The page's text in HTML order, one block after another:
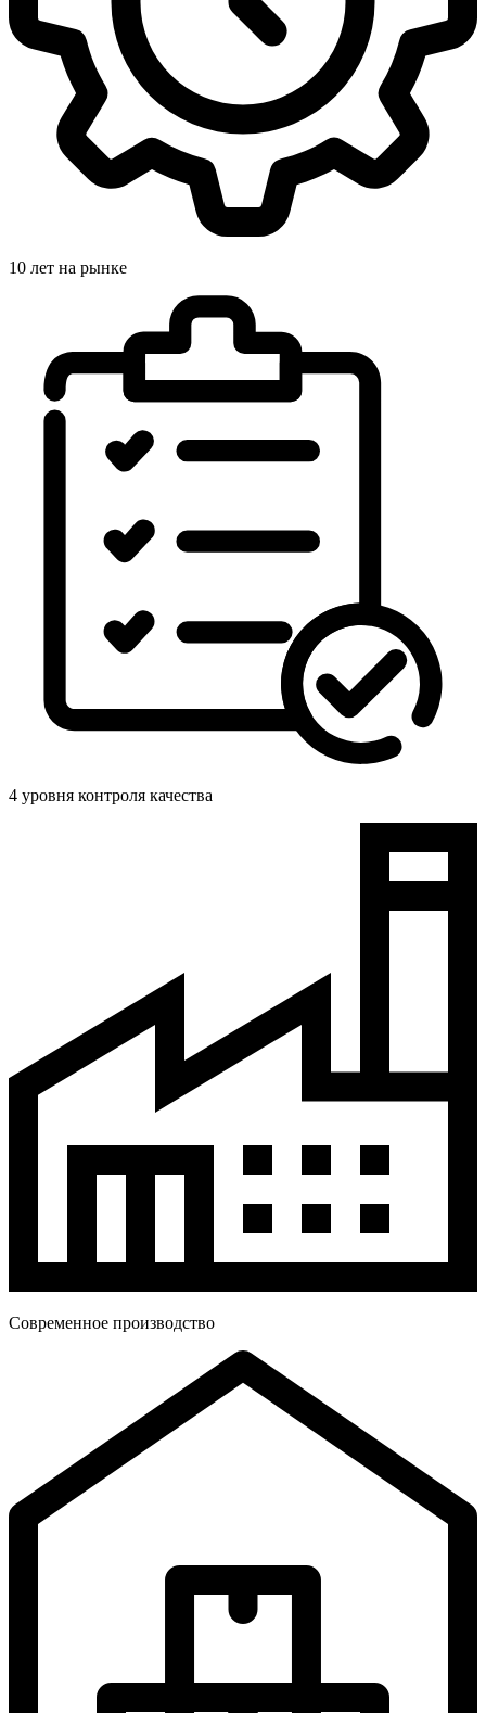
10 лет на рынке
4 уровня контроля качества
Современное производство